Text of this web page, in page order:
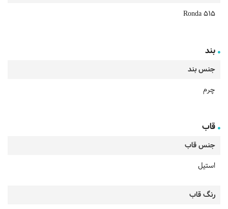
Ronda 515
بند
جنس بند
چرم
قاب
جنس قاب
استیل
رنگ قاب